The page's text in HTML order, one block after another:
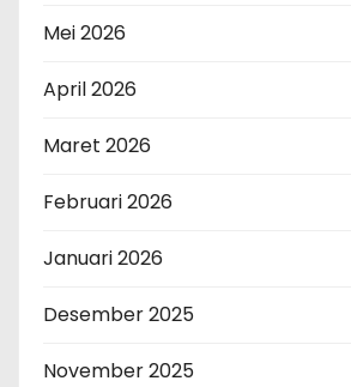
Mei 2026
April 2026
Maret 2026
Februari 2026
Januari 2026
Desember 2025
November 2025